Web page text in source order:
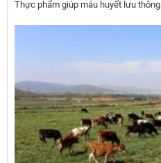
Thực phẩm giúp máu huyết lưu thông